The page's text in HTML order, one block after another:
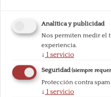
© 2026 Procesos de Mercado.
ISSN de la revista: 1697-6797
Analítica y publicidad
Nos permiten medir el
experiencia.
↓ 1servicio
Seguridad(siempre
Protección contra
↓ 1servicio